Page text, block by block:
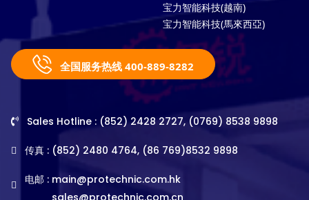
宝力智能科技(越南)
宝力智能科技(馬來西亞)
全国服务热线 400-889-8282
Sales Hotline : (852) 2428 2727, (0769) 8538 9898
传真 : (852) 2480 4764, (86 769)8532 9898
电邮 : main@protechnic.com.hk